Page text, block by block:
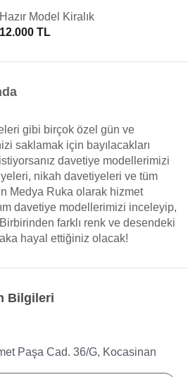
Hazır Model Kiralık
12.000 TL
gibi birçok özel gün ve
saklamak için bayılacakları
davetiye modellerimizi
nikah davetiyeleri ve tüm
Medya Ruka olarak hizmet
davetiye modellerimizi inceleyip,
farklı renk ve desendeki
hayal ettiğiniz olacak!
Bilgileri
Paşa Cad. 36/G, Kocasinan